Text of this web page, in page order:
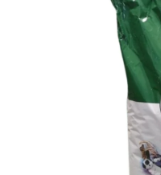
hvězdiček.